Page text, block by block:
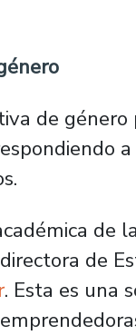
de
de
de
. Esta es una